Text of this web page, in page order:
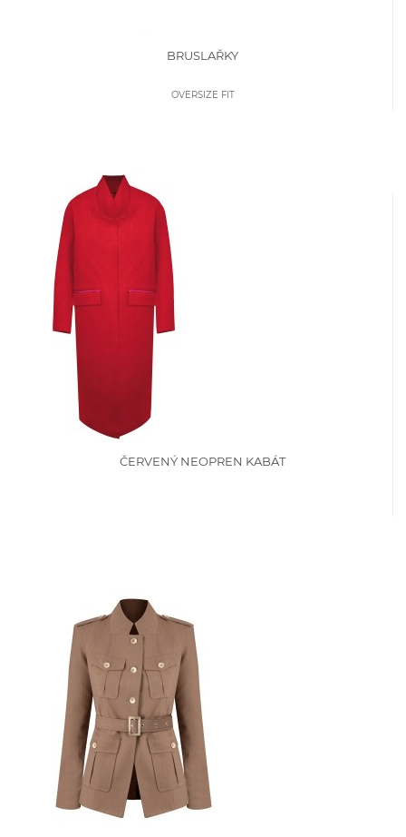
BRUSLAŘKY
OVERSIZE FIT
ČERVENÝ NEOPREN KABÁT